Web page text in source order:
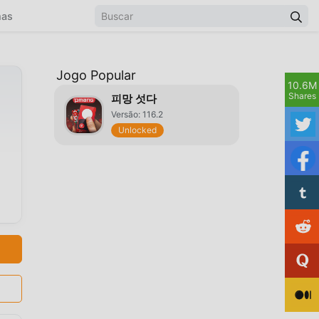
Jogo Popular
피망 섯다
Versão: 116.2
Unlocked
10.6M
Shares